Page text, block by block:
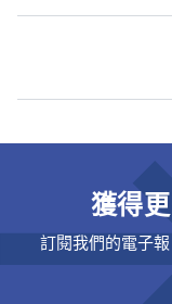
獲得
訂閱我們的電子